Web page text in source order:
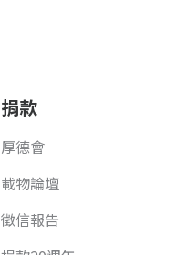
捐款
厚德會
載物論壇
徵信報告